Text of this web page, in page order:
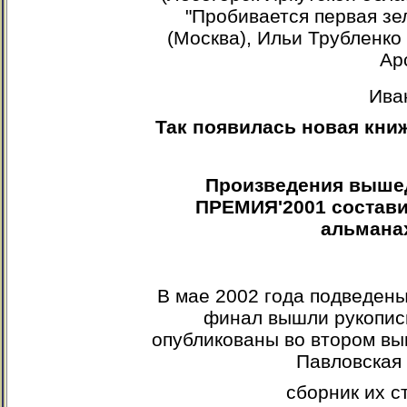
"Пробивается первая
(Москва), Ильи
Так появилась новая
Произведения
ПРЕМИЯ'2001
В мае 2002 года
финал вышли
опубликованы во втором
сборник их